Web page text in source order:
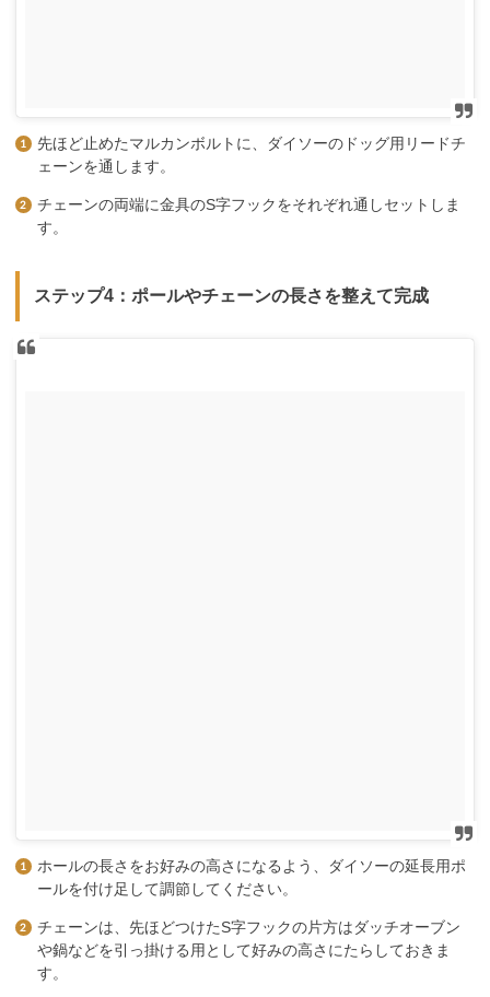
先ほど止めたマルカンボルトに、ダイソーのドッグ用リードチ
ェーンを通します。
チェーンの両端に金具のS字フックをそれぞれ通しセットしま
す。
ステップ4：ポールやチェーンの長さを整えて完成
ホールの長さをお好みの高さになるよう、ダイソーの延長用ポ
ールを付け足して調節してください。
チェーンは、先ほどつけたS字フックの片方はダッチオーブン
や鍋などを引っ掛ける用として好みの高さにたらしておきま
す。